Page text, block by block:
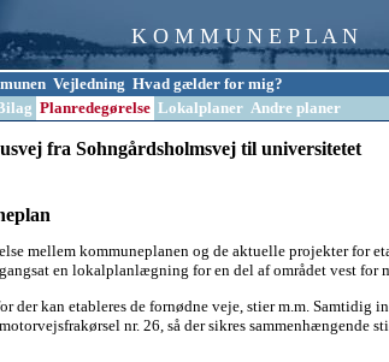
K O M M U N E P L A N
Vejledning Hvad gælder for mig?
Planredegørelse Lokalplaner Andre planer
fra Sohngårdsholmsvej til universitetet
mellem kommuneplanen og de aktuelle projekter for
en lokalplanlægning for en del af området vest for
kan etableres de fornødne veje, stier m.m. Samtidig
nr. 26, så der sikres